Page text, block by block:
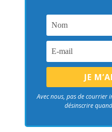
Avec nous, pas de courrier
désinscrire